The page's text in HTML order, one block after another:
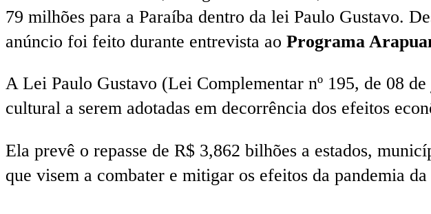
79 milhões para a Paraíba dentro da lei Paulo Gustavo.
anúncio foi feito durante entrevista ao Programa
A Lei Paulo Gustavo (Lei Complementar nº 195, de 08
cultural a serem adotadas em decorrência dos efeitos
Ela prevê o repasse de R$ 3,862 bilhões a estados,
que visem a combater e mitigar os efeitos da pandemia